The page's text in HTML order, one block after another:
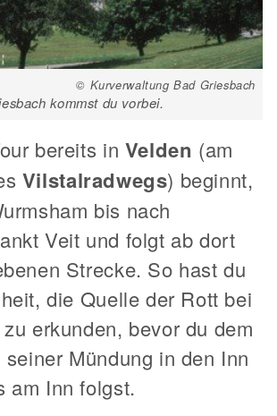
© Kurverwaltung Bad Griesbach
kommst du vorbei.
bereits in Velden (am
Vilstalradwegs) beginnt,
bis nach
Veit und folgt ab dort
Strecke. So hast du
die Quelle der Rott bei
erkunden, bevor du dem
Mündung in den Inn
am Inn folgst.